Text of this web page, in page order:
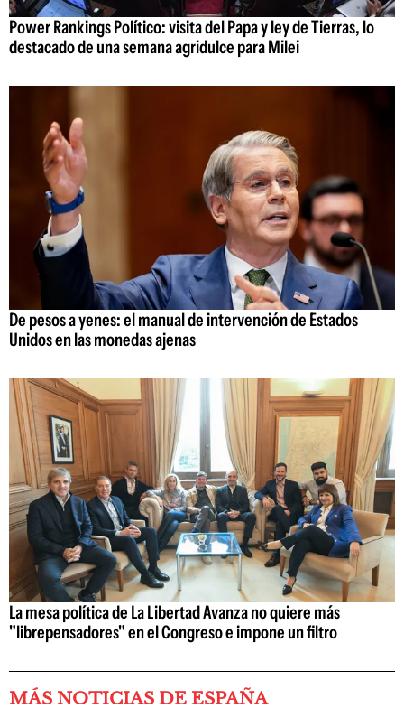
Power Rankings Político: visita del Papa y ley de Tierras, lo
destacado de una semana agridulce para Milei
De pesos a yenes: el manual de intervención de Estados
Unidos en las monedas ajenas
La mesa política de La Libertad Avanza no quiere más
"librepensadores" en el Congreso e impone un filtro
MÁS NOTICIAS DE ESPAÑA